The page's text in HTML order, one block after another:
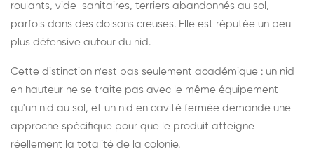
roulants, vide-sanitaires, terriers abandonnés au sol,
parfois dans des cloisons creuses. Elle est réputée un peu
plus défensive autour du nid.
Cette distinction n'est pas seulement académique : un nid
en hauteur ne se traite pas avec le même équipement
qu'un nid au sol, et un nid en cavité fermée demande une
approche spécifique pour que le produit atteigne
réellement la totalité de la colonie.